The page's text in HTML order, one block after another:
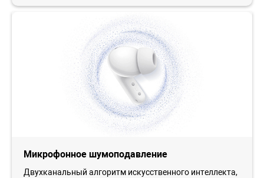
Микрофонное шумоподавление
Двухканальный алгоритм искусственного интеллекта,